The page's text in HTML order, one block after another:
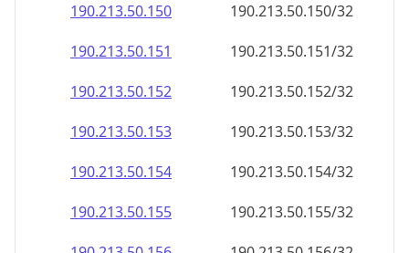
190.213.50.150
190.213.50.150/32
190.213.50.151
190.213.50.151/32
190.213.50.152
190.213.50.152/32
190.213.50.153
190.213.50.153/32
190.213.50.154
190.213.50.154/32
190.213.50.155
190.213.50.155/32